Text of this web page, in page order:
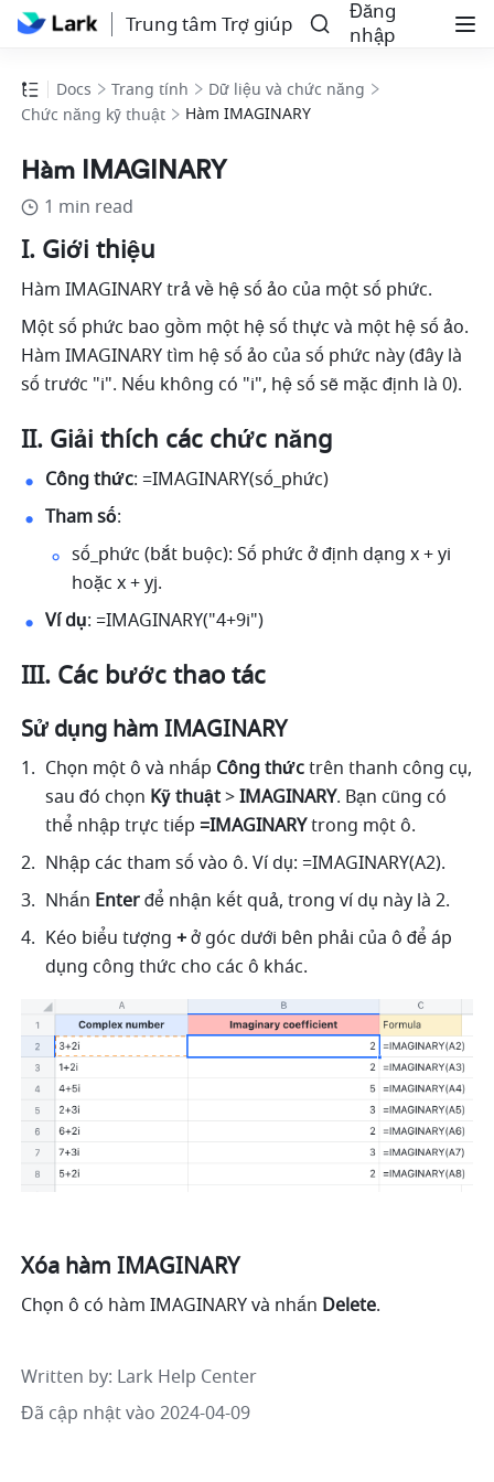
Trung tâm Trợ giúp
Đăng
nhập
Docs Trang tính
Dữ liệu và chức năng
Chức năng kỹ thuật
Hàm IMAGINARY
Hàm IMAGINARY
1 min read
I. Giới thiệu
Hàm IMAGINARY trả về hệ số ảo của một số phức.
Một số phức bao gồm một hệ số thực và một hệ số ảo.
Hàm IMAGINARY tìm hệ số ảo của số phức này (đây là
số trước "i". Nếu không có "i", hệ số sẽ mặc định là 0).
II. Giải thích các chức năng
Công thức: =IMAGINARY(số_phức)
Tham số:
số_phức (bắt buộc): Số phức ở định dạng x + yi
hoặc x + yj.
Ví dụ: =IMAGINARY("4+9i")
III. Các bước thao tác
Sử dụng hàm IMAGINARY
Chọn một ô và nhấp Công thức trên thanh công cụ,
sau đó chọn Kỹ thuật > IMAGINARY. Bạn cũng có
thể nhập trực tiếp =IMAGINARY trong một ô.
Nhập các tham số vào ô. Ví dụ: =IMAGINARY(A2).
Nhấn Enter để nhận kết quả, trong ví dụ này là 2.
Kéo biểu tượng + ở góc dưới bên phải của ô để áp
dụng công thức cho các ô khác.
Xóa hàm IMAGINARY
Chọn ô có hàm IMAGINARY và nhấn Delete.
Written by: Lark Help Center
Đã cập nhật vào 2024-04-09